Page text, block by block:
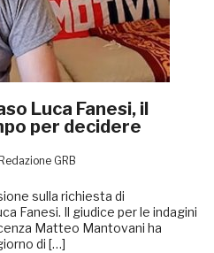
Luca Fanesi, il
per decidere
Redazione GRB
sulla richiesta di
Fanesi. Il giudice per le indagini
Matteo Mantovani ha
di […]